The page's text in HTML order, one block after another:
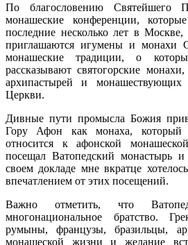
По благословению Святейшего
монашеские конференции,
последние несколько лет в Москве,
приглашаются игумены и монахи
монашеские традиции, о
рассказывают святогорские
архипастырей и монашествующих
Церкви.
Дивные пути промысла Божия
Гору Афон как монаха, который
относится к афонской
посещал Ватопедский монастырь
своем докладе мне вкратце
впечатлением от этих посещений.
Важно отметить, что
многонациональное братство.
румыны, французы, бразильцы,
монашеской жизни и желание